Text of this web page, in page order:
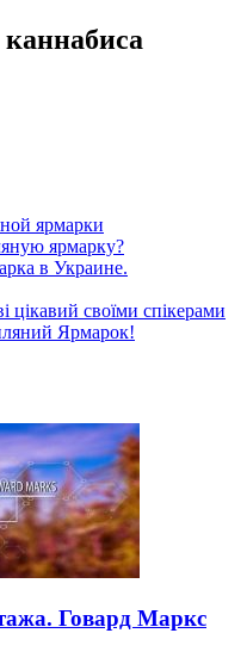
ярмарки
ярмарку?
в Украине.
своїми спікерами
Ярмарок!
Говард Маркс